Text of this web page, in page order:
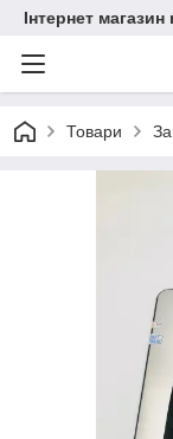
Інтернет
Товари